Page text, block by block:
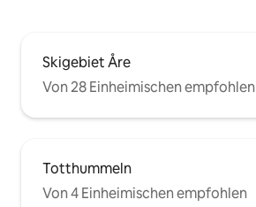
Skigebiet Åre
Von 28 Einheimischen empfohlen
Totthummeln
Von 4 Einheimischen empfohlen